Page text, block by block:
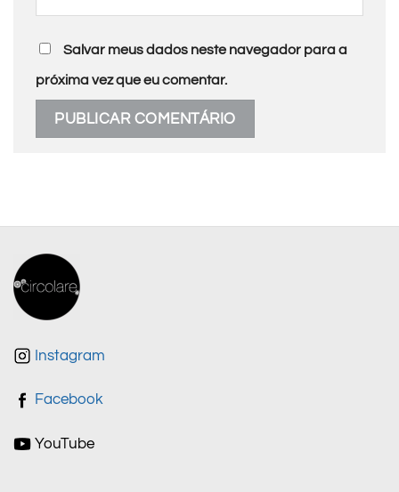
Salvar meus dados neste navegador para a
próxima vez que eu comentar.
Instagram
Facebook
YouTube